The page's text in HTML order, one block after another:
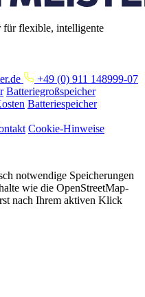
für flexible, intelligente
+49 (0) 911 148999-07
Batteriegroßspeicher
Batteriespeicher
Cookie-Hinweise
notwendige Speicherungen
wie die OpenStreetMap-
nach Ihrem aktiven Klick